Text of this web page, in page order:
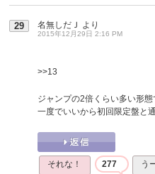
29 名無しだＪ より
2015年12月29日 2:16 PM
>>13
ジャンプの2倍くらい多い形
一度でいいから初回限定盤と
それな！ 277 う